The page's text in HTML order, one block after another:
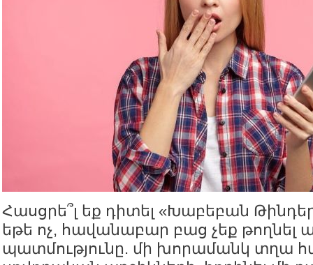
Հասցրե՞լ եք դիտել «Խաբեբան
եթե ոչ, հավանաբար բաց չեք թողնել
պատմությունը. մի խորամանկ տղա